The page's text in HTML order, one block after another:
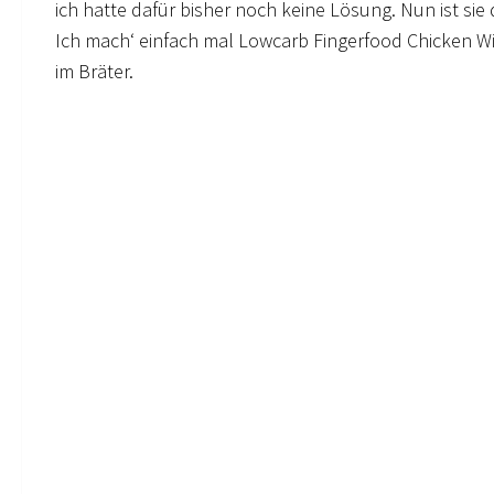
ich hatte dafür bisher noch keine Lösung. Nun ist sie
Ich mach‘ einfach mal Lowcarb Fingerfood Chicken
im Bräter.